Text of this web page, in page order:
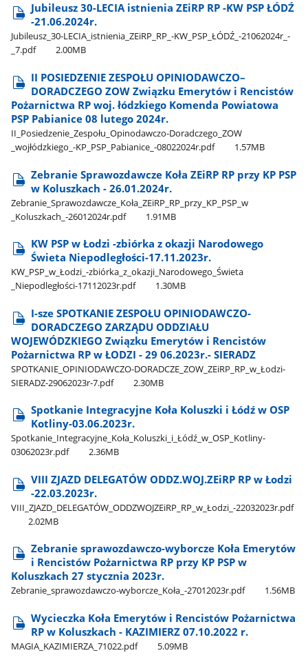
Jubileusz 30-LECIA istnienia ZEiRP RP -KW PSP ŁÓDŹ
-21.06.2024r.
Jubileusz​_30-LECIA​_istnienia​_ZEiRP​_RP​_-KW​_PSP​_ŁÓDŹ​_-21062024r​_-​
_7.pdf
2.00MB
II POSIEDZENIE ZESPOŁU OPINIODAWCZO–
DORADCZEGO ZOW Związku Emerytów i Rencistów
Pożarnictwa RP woj. łódzkiego Komenda Powiatowa
PSP Pabianice 08 lutego 2024r.
II​_Posiedzenie​_Zespołu​_Opinodawczo-Doradczego​_ZOW​
_wojłódzkiego​_-KP​_PSP​_Pabianice​_-08022024r.pdf
1.57MB
Zebranie Sprawozdawcze Koła ZEiRP RP przy KP PSP
w Koluszkach - 26.01.2024r.
Zebranie​_Sprawozdawcze​_Koła​_ZEiRP​_RP​_przy​_KP​_PSP​_w​
_Koluszkach​_-26012024r.pdf
1.91MB
KW PSP w Łodzi -zbiórka z okazji Narodowego
Świeta Niepodległości-17.11.2023r.
KW​_PSP​_w​_Łodzi​_-zbiórka​_z​_okazji​_Narodowego​_Świeta​
_Niepodległości-17112023r.pdf
1.30MB
I-sze SPOTKANIE ZESPOŁU OPINIODAWCZO-
DORADCZEGO ZARZĄDU ODDZIAŁU
WOJEWÓDZKIEGO Związku Emerytów i Rencistów
Pożarnictwa RP w ŁODZI - 29 06.2023r.- SIERADZ
SPOTKANIE​_OPINIODAWCZO-DORADCZE​_ZOW​_ZEiRP​_RP​_w​_Łodzi-
SIERADZ-29062023r-7.pdf
2.30MB
Spotkanie Integracyjne Koła Koluszki i Łódź w OSP
Kotliny-03.06.2023r.
Spotkanie​_Integracyjne​_Koła​_Koluszki​_i​_Łódź​_w​_OSP​_Kotliny-
03062023r.pdf
2.36MB
VIII ZJAZD DELEGATÓW ODDZ.WOJ.ZEiRP RP w Łodzi
-22.03.2023r.
VIII​_ZJAZD​_DELEGATÓW​_ODDZWOJZEiRP​_RP​_w​_Łodzi​_-22032023r.pdf
2.02MB
Zebranie sprawozdawczo-wyborcze Koła Emerytów
i Rencistów Pożarnictwa RP przy KP PSP w
Koluszkach 27 stycznia 2023r.
Zebranie​_sprawozdawczo-wyborcze​_Koła​_-27012023r.pdf 1.56MB
Wycieczka Koła Emerytów i Rencistów Pożarnictwa
RP w Koluszkach - KAZIMIERZ 07.10.2022 r.
MAGIA​_KAZIMIERZA​_71022.pdf 5.09MB